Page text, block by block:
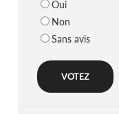
Oui
Non
Sans avis